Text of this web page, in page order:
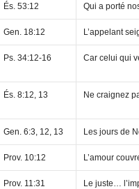
És. 53:12 Qui a porté
Gen. 18:12 L’appelant
Ps. 34:12-16 Car celui qui
És. 8:12, 13 Ne craignez
Gen. 6:3, 12, 13 Les jours de
Prov. 10:12 L’amour
Prov. 11:31 Le juste…